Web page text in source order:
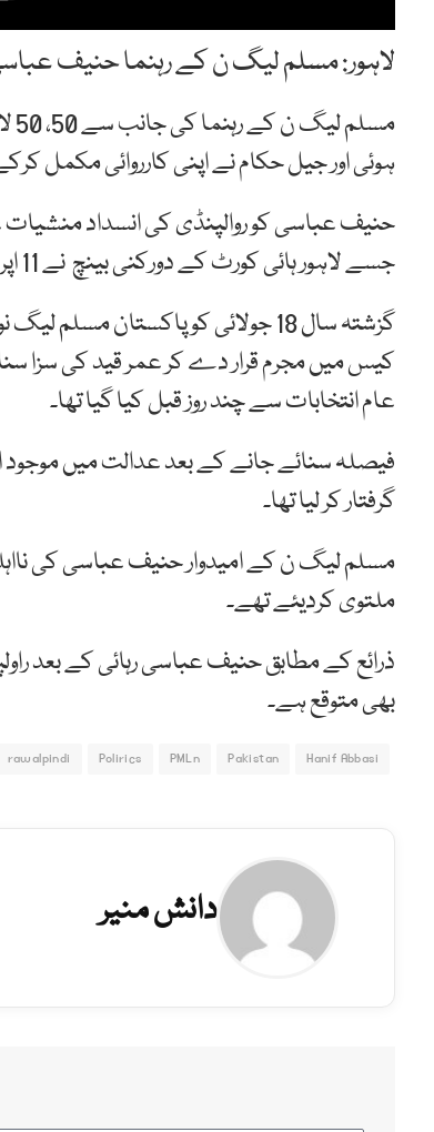
لاہور: مسلم لیگ ن کے رہنما حنیف
ہوئی اور جیل حکام نے اپنی کارروائی مکمل کرکے
حنیف عباسی کو روالپنڈی کی انسداد
جسے لاہور ہائی کورٹ کے دورکنی بینچ نے 11 اپریل کومعطل کرکےحنیف عباسی کی ضمانت منظور کرلی تھی۔
کیس میں مجرم قرار دے کر عمر قید کی سزا
عام انتخابات سے چند روز قبل کیا گیا تھا۔
فیصلہ سنائے جانے کے بعد عدالت میں
گرفتار کر لیا تھا۔
ملتوی کردیئے تھے۔
ذرائع کے مطابق حنیف عباسی رہائی کے بعد
بھی متوقع ہے۔
Hanif Abbasi
Pakistan
PMLn
Polirics
rawalpindi
دانش منیر